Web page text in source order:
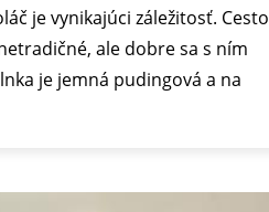
je vynikajúci záležitosť. Cesto
ale dobre sa s ním
je jemná pudingová a na